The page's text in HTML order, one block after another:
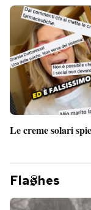
Le creme solari
Fla hes